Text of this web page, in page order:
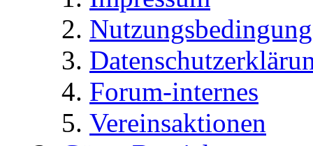
Forum-internes
Vereinsaktionen